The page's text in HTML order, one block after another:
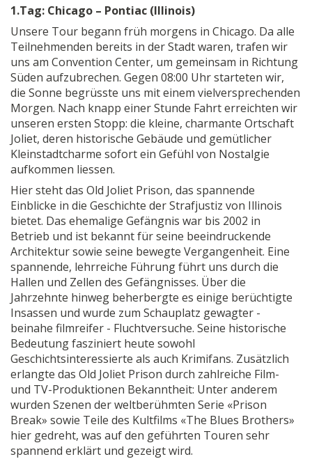
1.Tag: Chicago – Pontiac (Illinois)
Unsere Tour begann früh morgens in Chicago. Da alle
Teilnehmenden bereits in der Stadt waren, trafen wir
uns am Convention Center, um gemeinsam in Richtung
Süden aufzubrechen. Gegen 08:00 Uhr starteten wir,
die Sonne begrüsste uns mit einem vielversprechenden
Morgen. Nach knapp einer Stunde Fahrt erreichten wir
unseren ersten Stopp: die kleine, charmante Ortschaft
Joliet, deren historische Gebäude und gemütlicher
Kleinstadtcharme sofort ein Gefühl von Nostalgie
aufkommen liessen.
Hier steht das Old Joliet Prison, das spannende
Einblicke in die Geschichte der Strafjustiz von Illinois
bietet. Das ehemalige Gefängnis war bis 2002 in
Betrieb und ist bekannt für seine beeindruckende
Architektur sowie seine bewegte Vergangenheit. Eine
spannende, lehrreiche Führung führt uns durch die
Hallen und Zellen des Gefängnisses. Über die
Jahrzehnte hinweg beherbergte es einige berüchtigte
Insassen und wurde zum Schauplatz gewagter -
beinahe filmreifer - Fluchtversuche. Seine historische
Bedeutung fasziniert heute sowohl
Geschichtsinteressierte als auch Krimifans. Zusätzlich
erlangte das Old Joliet Prison durch zahlreiche Film-
und TV-Produktionen Bekanntheit: Unter anderem
wurden Szenen der weltberühmten Serie «Prison
Break» sowie Teile des Kultfilms «The Blues Brothers»
hier gedreht, was auf den geführten Touren sehr
spannend erklärt und gezeigt wird.